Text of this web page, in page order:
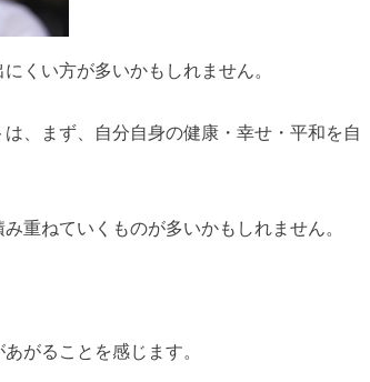
くい方が多いかもしれません。
、まず、自分自身の健康・幸せ・平和を自
重ねていくものが多いかもしれません。
がることを感じます。